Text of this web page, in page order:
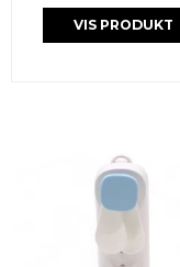
VIS PRODUKT